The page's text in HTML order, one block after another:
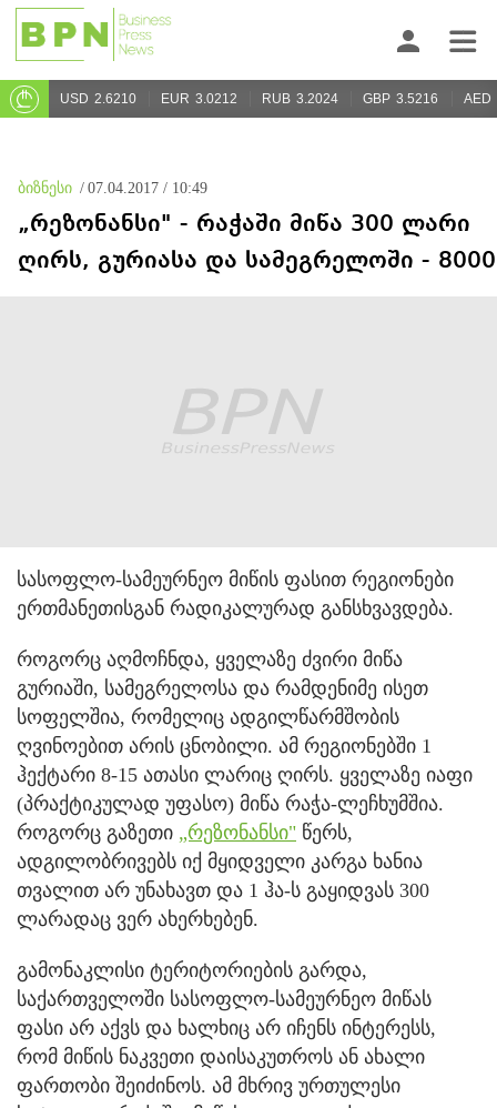
USD 2.6210 EUR 3.0212 RUB 3.2024 GBP 3.5216 AED
ბიზნესი / 07.04.2017 / 10:49
„რეზონანსი" - რაჭაში მიწა 300 ლარი
ღირს, გურიასა და სამეგრელოში - 8000
სასოფლო-სამეურნეო მიწის ფასით რეგიონები
ერთმანეთისგან რადიკალურად განსხვავდება.
როგორც აღმოჩნდა, ყველაზე ძვირი მიწა
გურიაში, სამეგრელოსა და რამდენიმე ისეთ
სოფელშია, რომელიც ადგილწარმშობის
ღვინოებით არის ცნობილი. ამ რეგიონებში 1
ჰექტარი 8-15 ათასი ლარიც ღირს. ყველაზე იაფი
(პრაქტიკულად უფასო) მიწა რაჭა-ლეჩხუმშია.
როგორც გაზეთი „რეზონანსი" წერს,
ადგილობრივებს იქ მყიდველი კარგა ხანია
თვალით არ უნახავთ და 1 ჰა-ს გაყიდვას 300
ლარადაც ვერ ახერხებენ.
გამონაკლისი ტერიტორიების გარდა,
საქართველოში სასოფლო-სამეურნეო მიწას
ფასი არ აქვს და ხალხიც არ იჩენს ინტერესს,
რომ მიწის ნაკვეთი დაისაკუთროს ან ახალი
ფართობი შეიძინოს. ამ მხრივ ურთულესი